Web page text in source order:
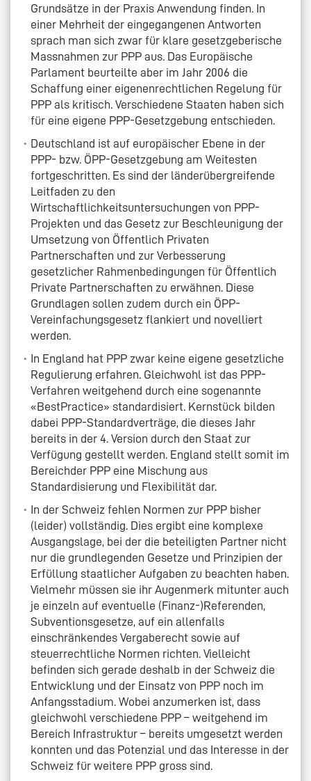
Grundsätze in der Praxis Anwendung finden. In
einer Mehrheit der eingegangenen Antworten
sprach man sich zwar für klare gesetzgeberische
Massnahmen zur PPP aus. Das Europäische
Parlament beurteilte aber im Jahr 2006 die
Schaffung einer eigenenrechtlichen Regelung für
PPP als kritisch. Verschiedene Staaten haben sich
für eine eigene PPP-Gesetzgebung entschieden.
Deutschland ist auf europäischer Ebene in der
PPP- bzw. ÖPP-Gesetzgebung am Weitesten
fortgeschritten. Es sind der länderübergreifende
Leitfaden zu den
Wirtschaftlichkeitsuntersuchungen von PPP-
Projekten und das Gesetz zur Beschleunigung der
Umsetzung von Öffentlich Privaten
Partnerschaften und zur Verbesserung
gesetzlicher Rahmenbedingungen für Öffentlich
Private Partnerschaften zu erwähnen. Diese
Grundlagen sollen zudem durch ein ÖPP-
Vereinfachungsgesetz flankiert und novelliert
werden.
In England hat PPP zwar keine eigene gesetzliche
Regulierung erfahren. Gleichwohl ist das PPP-
Verfahren weitgehend durch eine sogenannte
«BestPractice» standardisiert. Kernstück bilden
dabei PPP-Standardverträge, die dieses Jahr
bereits in der 4. Version durch den Staat zur
Verfügung gestellt werden. England stellt somit im
Bereichder PPP eine Mischung aus
Standardisierung und Flexibilität dar.
In der Schweiz fehlen Normen zur PPP bisher
(leider) vollständig. Dies ergibt eine komplexe
Ausgangslage, bei der die beteiligten Partner nicht
nur die grundlegenden Gesetze und Prinzipien der
Erfüllung staatlicher Aufgaben zu beachten haben.
Vielmehr müssen sie ihr Augenmerk mitunter auch
je einzeln auf eventuelle (Finanz-)Referenden,
Subventionsgesetze, auf ein allenfalls
einschränkendes Vergaberecht sowie auf
steuerrechtliche Normen richten. Vielleicht
befinden sich gerade deshalb in der Schweiz die
Entwicklung und der Einsatz von PPP noch im
Anfangsstadium. Wobei anzumerken ist, dass
gleichwohl verschiedene PPP – weitgehend im
Bereich Infrastruktur – bereits umgesetzt werden
konnten und das Potenzial und das Interesse in der
Schweiz für weitere PPP gross sind.